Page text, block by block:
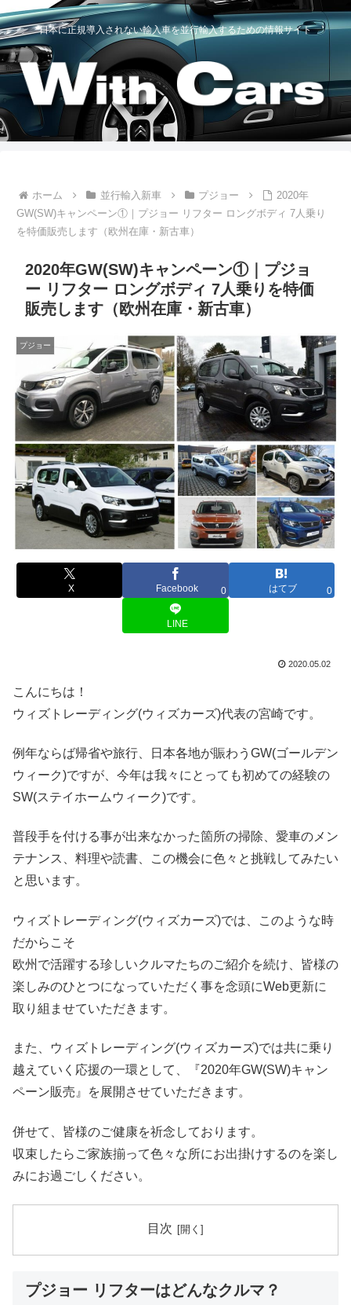
日本に正規導入されない輸入車を並行輸入するための情報サイト
ホーム 並行輸入新車 プジョー
2020年
GW(SW)キャンペーン①｜プジョー リフター ロングボディ 7人乗り
を特価販売します（欧州在庫・新古車）
2020年GW(SW)キャンペーン①｜プジョ
ー リフター ロングボディ 7人乗りを特価
販売します（欧州在庫・新古車）
プジョー
X Facebook 0 はてブ 0
LINE
2020.05.02
こんにちは！
ウィズトレーディング(ウィズカーズ)代表の宮崎です。
例年ならば帰省や旅行、日本各地が賑わうGW(ゴールデン
ウィーク)ですが、今年は我々にとっても初めての経験の
SW(ステイホームウィーク)です。
普段手を付ける事が出来なかった箇所の掃除、愛車のメン
テナンス、料理や読書、この機会に色々と挑戦してみたい
と思います。
ウィズトレーディング(ウィズカーズ)では、このような時
だからこそ
欧州で活躍する珍しいクルマたちのご紹介を続け、皆様の
楽しみのひとつになっていただく事を念頭にWeb更新に
取り組ませていただきます。
また、ウィズトレーディング(ウィズカーズ)では共に乗り
越えていく応援の一環として、『2020年GW(SW)キャン
ペーン販売』を展開させていただきます。
併せて、皆様のご健康を祈念しております。
収束したらご家族揃って色々な所にお出掛けするのを楽し
みにお過ごしください。
目次
プジョー リフターはどんなクルマ？